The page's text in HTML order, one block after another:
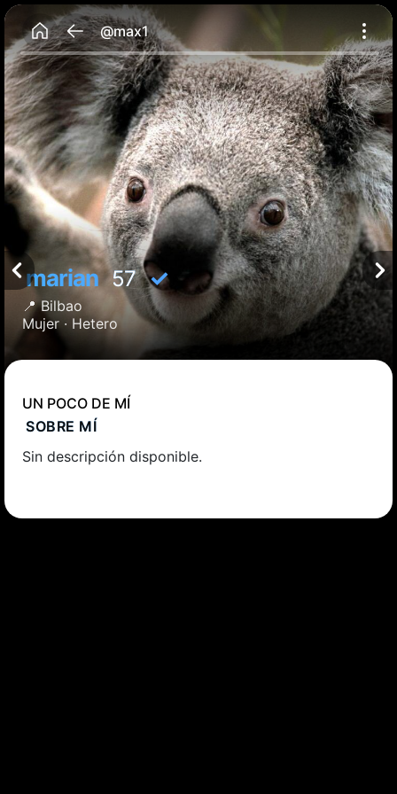
@max1
marian57✓
📍Bilbao
Mujer · Hetero
UN POCO DE MÍ
SOBRE MÍ
Sin descripción disponible.